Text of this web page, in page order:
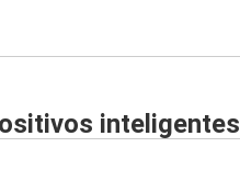
inteligentes